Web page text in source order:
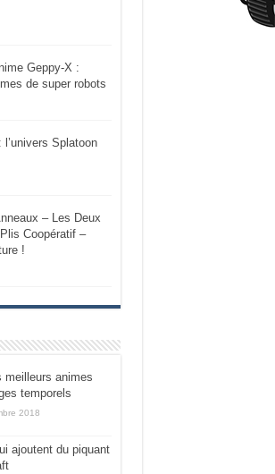
Geppy-X :
de super robots
Splatoon
– Les Deux
Coopératif –
!
meilleurs animes
temporels
2018
ajoutent du piquant